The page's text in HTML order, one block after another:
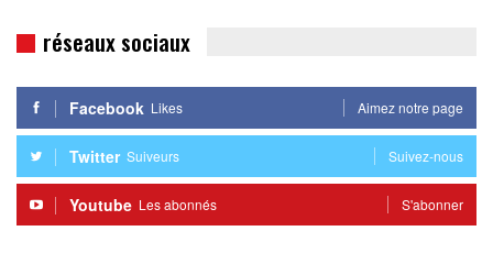
réseaux sociaux
Facebook Likes Aimez notre page
Twitter Suiveurs Suivez-nous
Youtube Les abonnés S'abonner